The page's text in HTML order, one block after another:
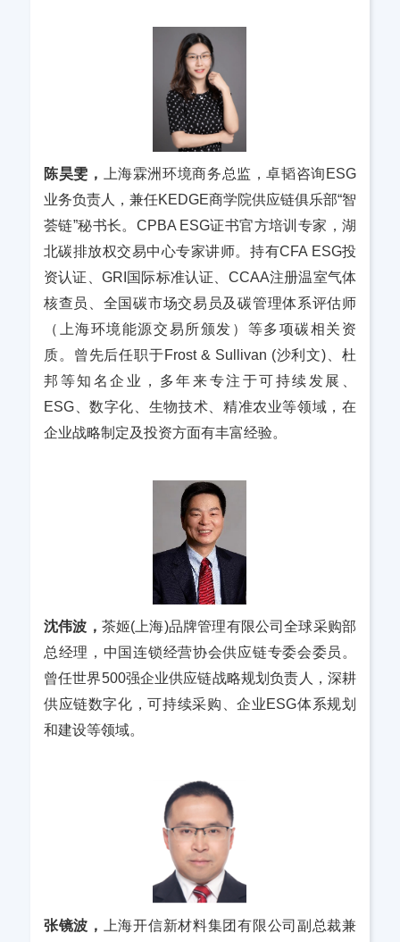
陈昊雯，
上海霖洲环境商务总监，卓韬咨询ESG
业务负责人，兼任KEDGE商学院供应链俱乐部“智
荟链”秘书长。CPBA ESG证书官方培训专家，湖
北碳排放权交易中心专家讲师。持有CFA ESG投
资认证、GRI国际标准认证、CCAA注册温室气体
核查员、全国碳市场交易员及碳管理体系评估师
（上海环境能源交易所颁发）等多项碳相关资
质。曾先后任职于Frost & Sullivan (沙利文)、杜
邦等知名企业，多年来专注于可持续发展、
ESG、数字化、生物技术、精准农业等领域，在
企业战略制定及投资方面有丰富经验。
沈伟波， 茶姬(上海)品牌管理有限公司全球采购部
总经理，中国连锁经营协会供应链专委会委员。
曾任世界500强企业供应链战略规划负责人，深耕
供应链数字化，可持续采购、企业ESG体系规划
和建设等领域。
张镜波，
上海开信新材料集团有限公司副总裁兼